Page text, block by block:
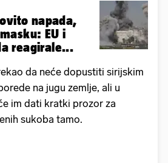
napada,
EU i
reagirale...
da neće dopustiti sirijskim
na jugu zemlje, ali u
im dati kratki prozor za
sukoba tamo.